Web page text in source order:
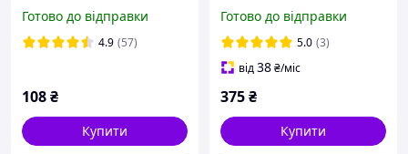
Готово до відправки
4.9 (57)
108₴
Купити
Готово до відправки
5.0 (3)
від38₴/міс
375₴
Купити